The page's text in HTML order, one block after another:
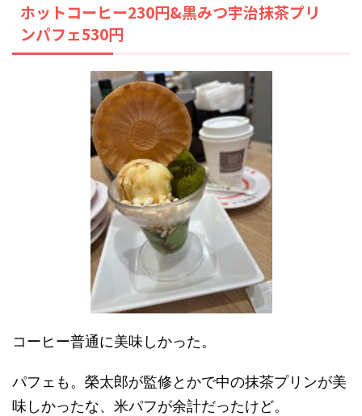
ホットコーヒー230円&黒みつ宇治抹茶プリ
ンパフェ530円
コーヒー普通に美味しかった。
パフェも。榮太郎が監修とかで中の抹茶プリンが美
味しかったな、米パフが余計だったけど。